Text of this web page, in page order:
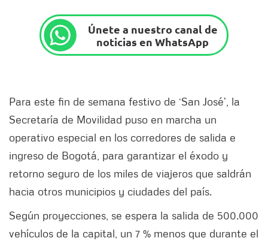
Únete a nuestro canal de
noticias en WhatsApp
Para este fin de semana festivo de ‘San José’, la
Secretaría de Movilidad puso en marcha un
operativo especial en los corredores de salida e
ingreso de Bogotá, para garantizar el éxodo y
retorno seguro de los miles de viajeros que saldrán
hacia otros municipios y ciudades del país.
Según proyecciones, se espera la salida de 500.000
vehículos de la capital, un 7 % menos que durante el